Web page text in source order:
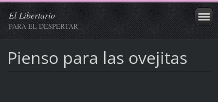
El Libertario
PARA EL DESPERTAR
Pienso para las ovejitas